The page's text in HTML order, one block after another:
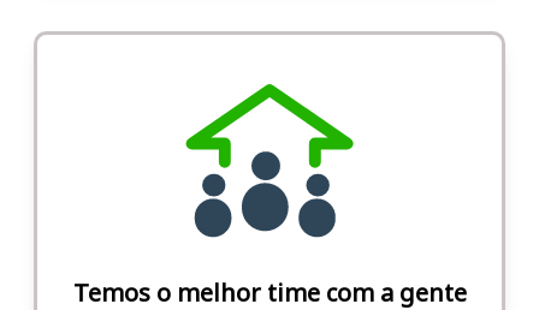
Temos o melhor time com a gente